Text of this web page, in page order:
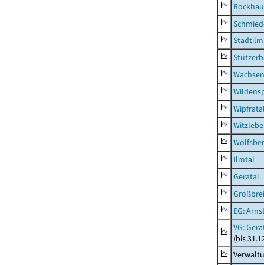
Ilmtal
Geratal
EG:
VG:
(bis